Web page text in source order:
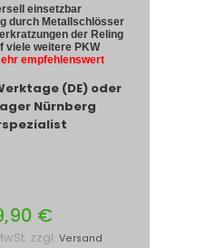
einsetzbar
durch Metallschlösser
der Reling
viele weitere PKW
empfehlenswert
(DE) oder
Nürnberg
€
zzgl. Versand